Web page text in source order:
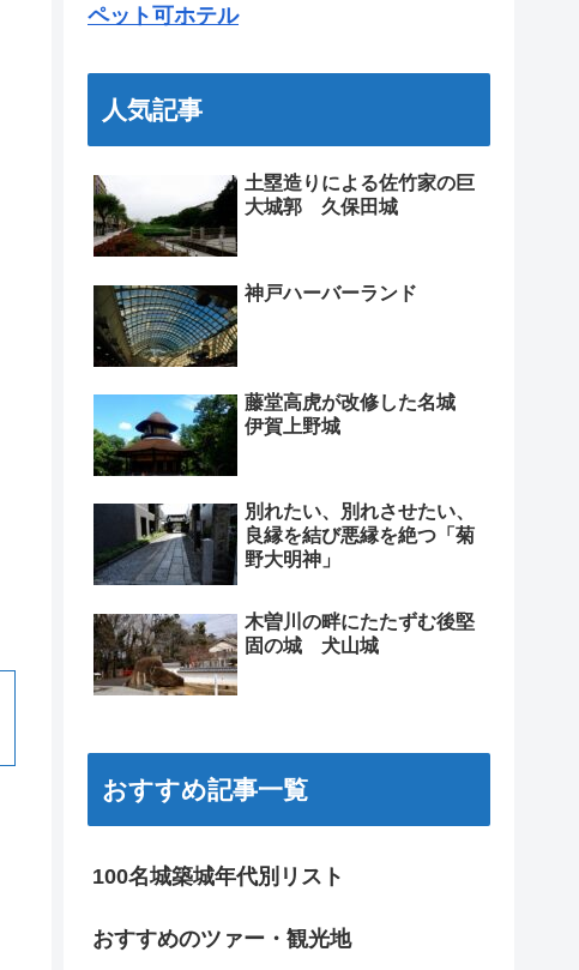
ペット可ホテル
人気記事
土塁造りによる佐竹家の巨
大城郭 久保田城
神戸ハーバーランド
藤堂高虎が改修した名城
伊賀上野城
別れたい、別れさせたい、
良縁を結び悪縁を絶つ「菊
野大明神」
木曽川の畔にたたずむ後堅
固の城 犬山城
おすすめ記事一覧
100名城築城年代別リスト
おすすめのツァー・観光地